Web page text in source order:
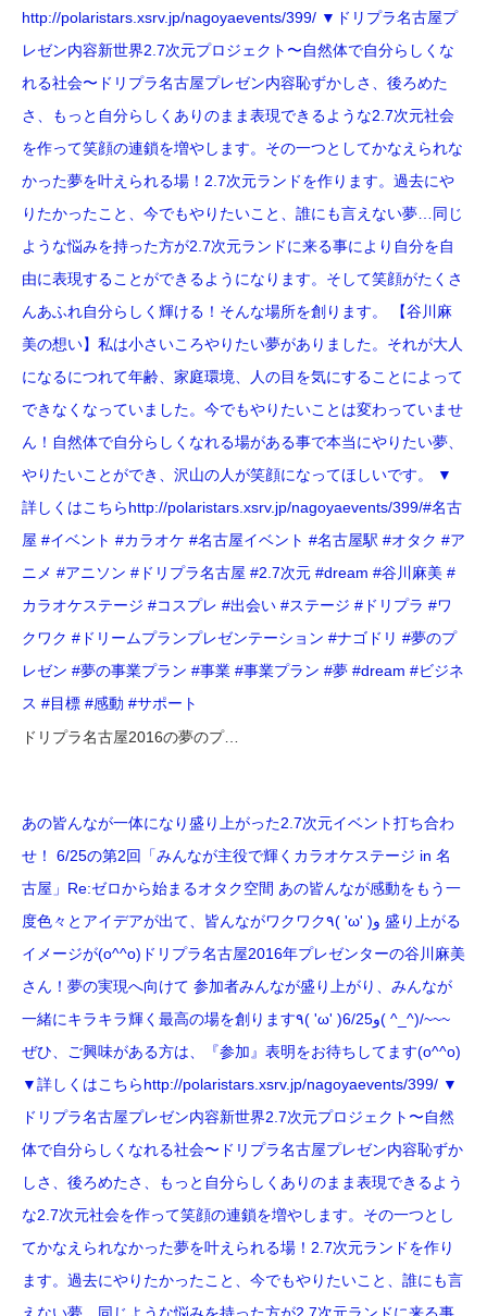
http://polaristars.xsrv.jp/nagoyaevents/399/ ▼ドリプラ名古屋プ
レゼン内容新世界2.7次元プロジェクト〜自然体で自分らしくな
れる社会〜ドリプラ名古屋プレゼン内容恥ずかしさ、後ろめた
さ、もっと自分らしくありのまま表現できるような2.7次元社会
を作って笑顔の連鎖を増やします。その一つとしてかなえられな
かった夢を叶えられる場！2.7次元ランドを作ります。過去にや
りたかったこと、今でもやりたいこと、誰にも言えない夢…同じ
ような悩みを持った方が2.7次元ランドに来る事により自分を自
由に表現することができるようになります。そして笑顔がたくさ
んあふれ自分らしく輝ける！そんな場所を創ります。 【谷川麻
美の想い】私は小さいころやりたい夢がありました。それが大人
になるにつれて年齢、家庭環境、人の目を気にすることによって
できなくなっていました。今でもやりたいことは変わっていませ
ん！自然体で自分らしくなれる場がある事で本当にやりたい夢、
やりたいことができ、沢山の人が笑顔になってほしいです。 ▼
詳しくはこちらhttp://polaristars.xsrv.jp/nagoyaevents/399/#名古
屋 #イベント #カラオケ #名古屋イベント #名古屋駅 #オタク #ア
ニメ #アニソン #ドリプラ名古屋 #2.7次元 #dream #谷川麻美 #
カラオケステージ #コスプレ #出会い #ステージ #ドリプラ #ワ
クワク #ドリームプランプレゼンテーション #ナゴドリ #夢のプ
レゼン #夢の事業プラン #事業 #事業プラン #夢 #dream #ビジネ
ス #目標 #感動 #サポート
ドリプラ名古屋2016の夢のプ…
あの皆んなが一体になり盛り上がった2.7次元イベント打ち合わ
せ！ 6/25の第2回「みんなが主役で輝くカラオケステージ in 名
古屋」Re:ゼロから始まるオタク空間 あの皆んなが感動をもう一
度️色々とアイデアが出て、皆んながワクワク٩( 'ω' )و 盛り上がる
イメージが(o^^o)ドリプラ名古屋2016年プレゼンターの谷川麻美
さん！夢の実現へ向けて 参加者みんなが盛り上がり、みんなが
一緒にキラキラ輝く最高の場を創ります٩( 'ω' )و6/25( ^_^)/~~~
ぜひ、ご興味がある方は、『参加』表明をお待ちしてます(o^^o)
▼詳しくはこちらhttp://polaristars.xsrv.jp/nagoyaevents/399/ ▼
ドリプラ名古屋プレゼン内容新世界2.7次元プロジェクト〜自然
体で自分らしくなれる社会〜ドリプラ名古屋プレゼン内容恥ずか
しさ、後ろめたさ、もっと自分らしくありのまま表現できるよう
な2.7次元社会を作って笑顔の連鎖を増やします。その一つとし
てかなえられなかった夢を叶えられる場！2.7次元ランドを作り
ます。過去にやりたかったこと、今でもやりたいこと、誰にも言